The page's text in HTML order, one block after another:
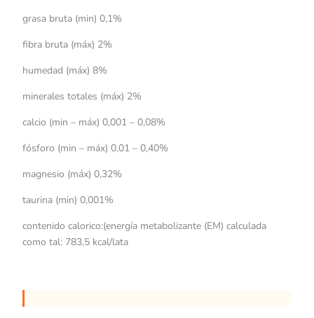
grasa bruta (min) 0,1%
fibra bruta (máx) 2%
humedad (máx) 8%
minerales totales (máx) 2%
calcio (min – máx) 0,001 – 0,08%
fósforo (min – máx) 0,01 – 0,40%
magnesio (máx) 0,32%
taurina (min) 0,001%
contenido calorico:(energía metabolizante (EM) calculada
como tal: 783,5 kcal/lata